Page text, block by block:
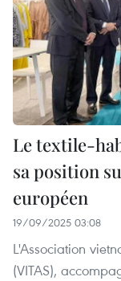
Le textile-
sa position
européen
19/09/2025 03:08
L'Association
(VITAS),